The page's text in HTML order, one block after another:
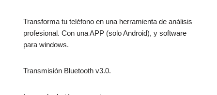
Transforma tu teléfono en una herramienta de análisis
profesional. Con una APP (solo Android), y software
para windows.
Transmisión Bluetooth v3.0.